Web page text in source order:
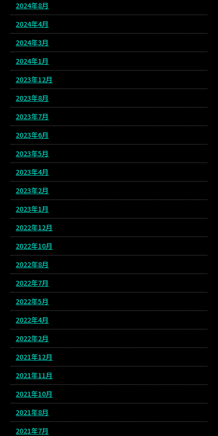
2024年8月
2024年4月
2024年3月
2024年1月
2023年12月
2023年8月
2023年7月
2023年6月
2023年5月
2023年4月
2023年2月
2023年1月
2022年12月
2022年10月
2022年8月
2022年7月
2022年5月
2022年4月
2022年2月
2021年12月
2021年11月
2021年10月
2021年8月
2021年7月